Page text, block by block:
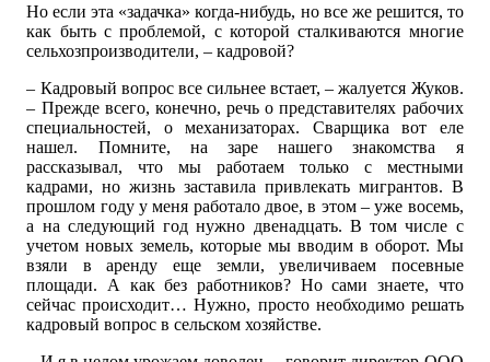
Но если эта «задачка» когда-нибудь, но все же решится, то
как быть с проблемой, с которой сталкиваются многие
сельхозпроизводители, – кадровой?
– Кадровый вопрос все сильнее встает, – жалуется Жуков.
– Прежде всего, конечно, речь о представителях рабочих
специальностей, о механизаторах. Сварщика вот еле
нашел. Помните, на заре нашего знакомства я
рассказывал, что мы работаем только с местными
кадрами, но жизнь заставила привлекать мигрантов. В
прошлом году у меня работало двое, в этом – уже восемь,
а на следующий год нужно двенадцать. В том числе с
учетом новых земель, которые мы вводим в оборот. Мы
взяли в аренду еще земли, увеличиваем посевные
площади. А как без работников? Но сами знаете, что
сейчас происходит… Нужно, просто необходимо решать
кадровый вопрос в сельском хозяйстве.